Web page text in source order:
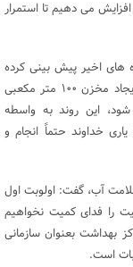
می دهیم تا استمرار
های اخیر پیش بینی کرده
بودیم که با ایجاد یک حلقه چاه آبرفتی عمودی افقی و ایجاد مخزن ۱۰۰ متر مکعبی
این روند به واسطه
خداوند حتماً انجام و
آب، گفت: اولوبت اول
را فدای کمیت نخواهیم
بهداشت بعنوان سازمانی
است.